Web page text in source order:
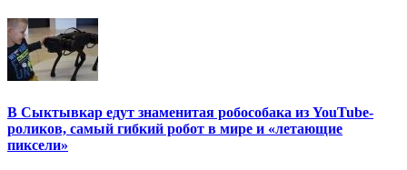
В Сыктывкар едут знаменитая робособака из YouTube-
роликов, самый гибкий робот в мире и «летающие
пиксели»